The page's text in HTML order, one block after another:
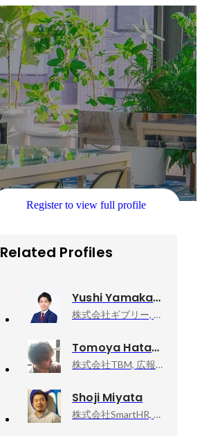
Register to view full profile
Related Profiles
Yushi Yamakawa
株式会社ギブリー, 取締役
Tomoya Hatano
株式会社TBM, 広報・マーケティング部マネージャー
Shoji Miyata
株式会社SmartHR, 取締役ファウンダー